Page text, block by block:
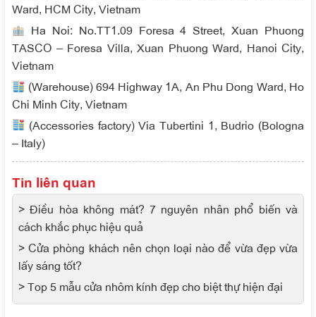
Ward, HCM City, Vietnam
Ha Noi: No.TT1.09 Foresa 4 Street, Xuan Phuong
TASCO – Foresa Villa, Xuan Phuong Ward, Hanoi City,
Vietnam
(Warehouse) 694 Highway 1A, An Phu Dong Ward, Ho
Chi Minh City, Vietnam
(Accessories factory) Via Tubertini 1, Budrio (Bologna
– Italy)
Tin liên quan
> Điều hòa không mát? 7 nguyên nhân phổ biến và
cách khắc phục hiệu quả
> Cửa phòng khách nên chọn loại nào để vừa đẹp vừa
lấy sáng tốt?
> Top 5 mẫu cửa nhôm kính đẹp cho biệt thự hiện đại